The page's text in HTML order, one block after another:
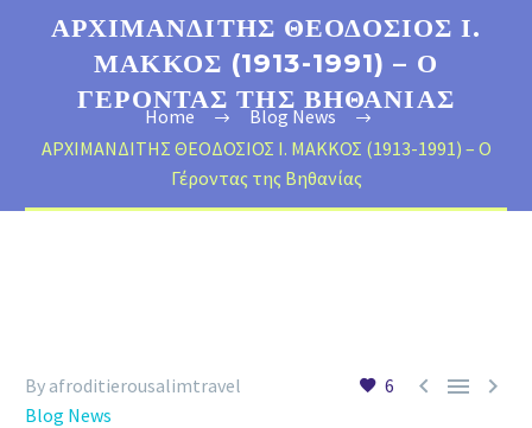
ΑΡΧΙΜΑΝΔΙΤΗΣ ΘΕΟΔΟΣΙΟΣ Ι.
ΜΑΚΚΟΣ (1913-1991) – Ο
ΓΈΡΟΝΤΑΣ ΤΗΣ ΒΗΘΑΝΊΑΣ
Home
Blog News
ΑΡΧΙΜΑΝΔΙΤΗΣ ΘΕΟΔΟΣΙΟΣ Ι. ΜΑΚΚΟΣ (1913-1991) – Ο
Γέροντας της Βηθανίας
6   
By afroditierousalimtravel
Blog News